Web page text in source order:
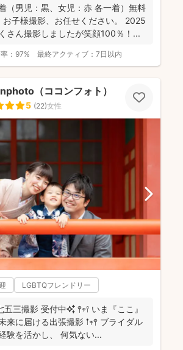
（男児：黒、女児：赤 各一着）無料
子様撮影、お任せください。 2025
さん撮影しましたが笑顔100％！...
： 97% 最終アクティブ： 7日以内
（ココンフォト）
5 (22)女性
LGBTQフレンドリー
影 受付中✨ 𖤣𖥧𖥣 いま『ここ』
来に届ける出張撮影 𖡡𖥧𖤣 ブライダル
験を活かし、 何気ない...